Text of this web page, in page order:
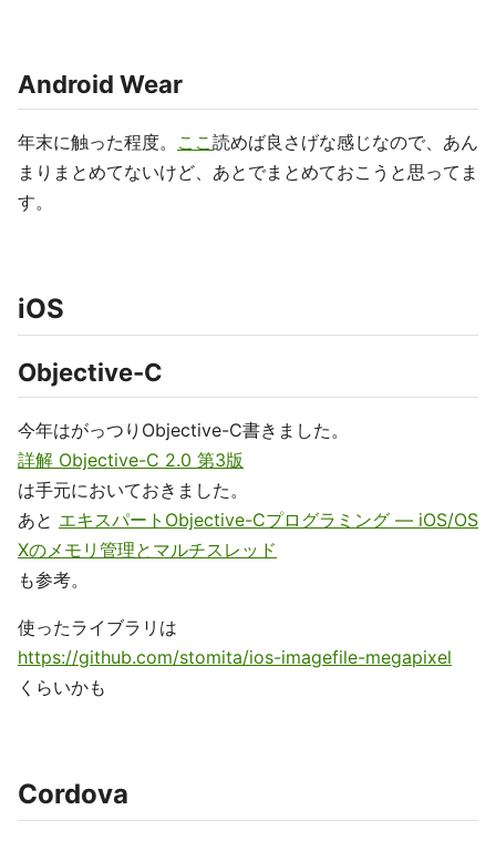
Android Wear
年末に触った程度。 ここ読めば良さげな感じなので、あん
まりまとめてないけど、あとでまとめておこうと思ってま
す。
iOS
Objective-C
今年はがっつりObjective-C書きました。
詳解 Objective-C 2.0 第3版
は手元においておきました。
あと エキスパートObjective-Cプログラミング ― iOS/OS
Xのメモリ管理とマルチスレッド
も参考。
使ったライブラリは
https://github.com/stomita/ios-imagefile-megapixel
くらいかも
Cordova